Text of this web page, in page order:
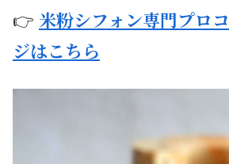
👉 米粉シフォン専門プロ
ジはこちら